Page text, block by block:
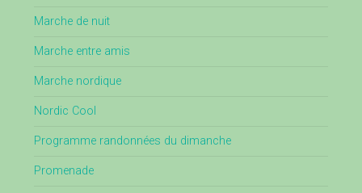
Marche de nuit
Marche entre amis
Marche nordique
Nordic Cool
Programme randonnées du dimanche
Promenade